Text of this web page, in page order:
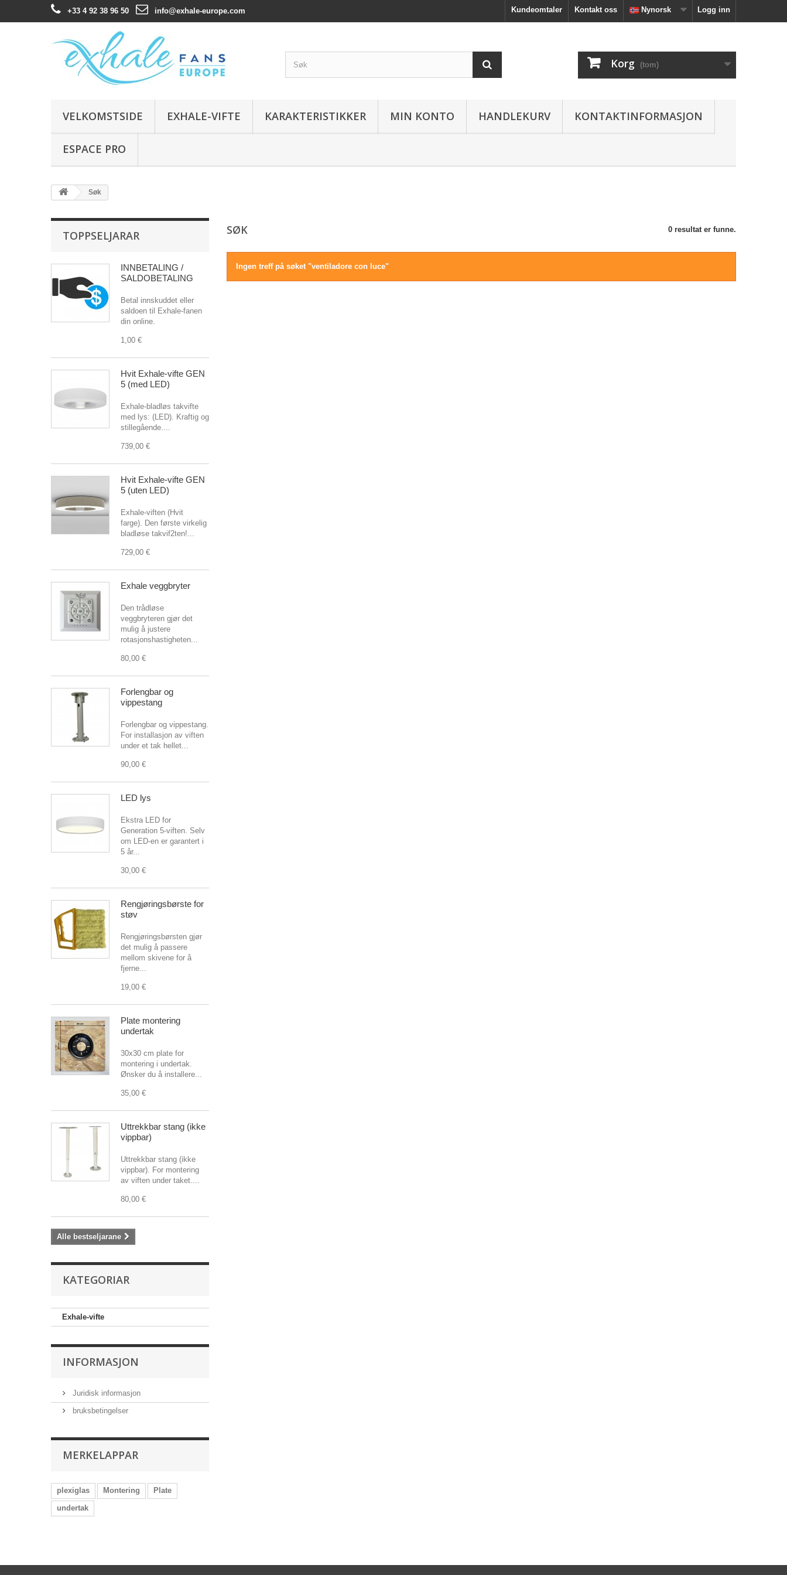
Logg inn
Nynorsk
Kontakt oss
Kundeomtaler
+33 4 92 38 96 50 info@exhale-europe.com
Korg (tom)
VELKOMSTSIDE EXHALE-VIFTE KARAKTERISTIKKER MIN KONTO HANDLEKURV KONTAKTINFORMASJON
ESPACE PRO
Søk
TOPPSELJARAR
INNBETALING /
SALDOBETALING
Betal innskuddet eller
saldoen til Exhale-fanen
din online.
1,00 €
Hvit Exhale-vifte GEN
5 (med LED)
Exhale-bladløs takvifte
med lys: (LED). Kraftig og
stillegående....
739,00 €
Hvit Exhale-vifte GEN
5 (uten LED)
Exhale-viften (Hvit
farge). Den første virkelig
bladløse takvif2ten!...
729,00 €
Exhale veggbryter
Den trådløse
veggbryteren gjør det
mulig å justere
rotasjonshastigheten...
80,00 €
Forlengbar og
vippestang
Forlengbar og vippestang.
For installasjon av viften
under et tak hellet...
90,00 €
LED lys
Ekstra LED for
Generation 5-viften. Selv
om LED-en er garantert i
5 år...
30,00 €
Rengjøringsbørste for
støv
Rengjøringsbørsten gjør
det mulig å passere
mellom skivene for å
fjerne...
19,00 €
Plate montering
undertak
30x30 cm plate for
montering i undertak.
Ønsker du å installere...
35,00 €
Uttrekkbar stang (ikke
vippbar)
Uttrekkbar stang (ikke
vippbar). For montering
av viften under taket....
80,00 €
Alle bestseljarane
KATEGORIAR
Exhale-vifte
INFORMASJON
Juridisk informasjon
bruksbetingelser
MERKELAPPAR
plexiglas Montering
Plate
undertak
SØK 0 resultat er funne.
Ingen treff på søket "ventiladore con luce"